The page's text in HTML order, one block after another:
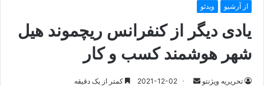
از آرشیو ویدئو
یادی دیگر از کنفرانس ریچموند هیل
شهر هوشمند کسب و کار
تحریریه ویژنتو
ارسال2021-12-02 کمتر از یک دقیقه